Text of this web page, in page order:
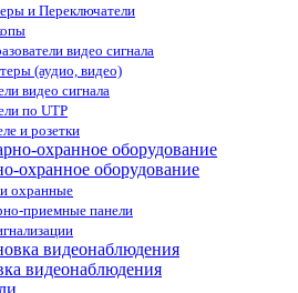
и Переключатели
видео сигнала
(аудио, видео)
видео сигнала
по UTP
и розетки
охранное оборудование
охранные
приемные панели
видеонаблюдения